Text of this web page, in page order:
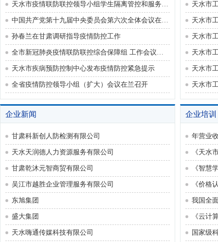
天水市
天水市
天水市疫情联防联控领导小组学生隔离管控和服务保障组召开专题会议
中国共产党第十九届中央委员会第六次全体会议在京召开
孙春兰在甘肃调研指导疫情防控工作
全市新冠肺炎疫情联防联控综合保障组 工作会议召开
天水市疾病预防控制中心发布疫情防控紧急提示
全省疫情防控领导小组（扩大）会议在兰召开
企业新闻
甘肃科新创人防检测有限公司
天水天润德人力资源服务有限公司
甘肃乾沐元智商贸有限公司
吴江市越胜企业管理服务有限公司
东旭集团
盛大集团
天水嗨通传媒科技有限公司
企业培训
年营业
《天水
《智慧
《价格
我国全
《云计
国家级